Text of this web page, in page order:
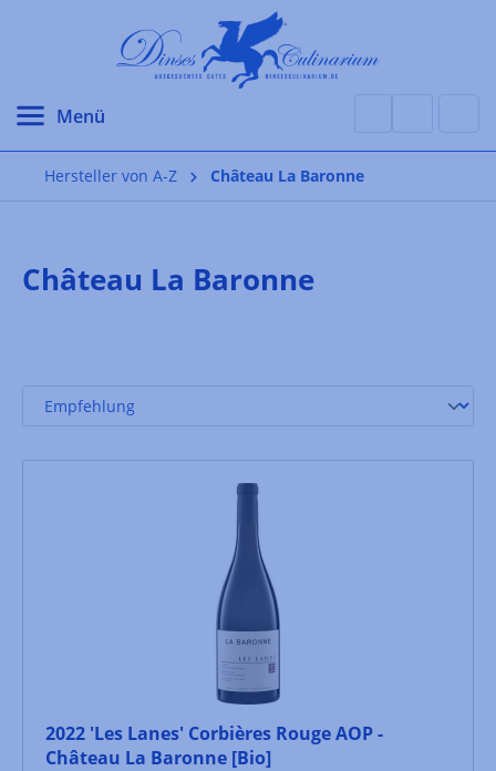
Hersteller von A-Z Château La Baronne
Château La Baronne
2022 'Les Lanes' Corbières Rouge AOP -
Château La Baronne [Bio]